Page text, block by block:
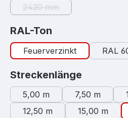
2430 mm
(Diese Option ist zurzeit
RAL-Ton
Feuerverzinkt RAL
Streckenlänge
5,00 m 7,50 m
12,50 m
15,00 m